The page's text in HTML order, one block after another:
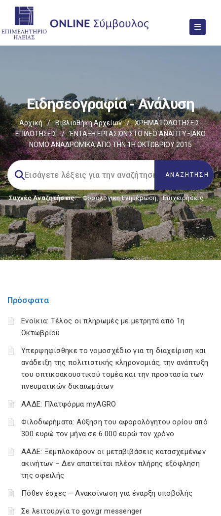
Ειδησεογραφία - Ανάλυση
Αρχική / Βιβλιοθήκη Αρχείων /
ΧΡΗΜΑΤΟΔΟΤΗΣΕΙΣ-
ΕΠΙΔΟΤΗΣΕΙΣ
/
ΈΝΤΑΞΗ ΕΡΓΑΣΙΩΝ ΣΤΟ ΝΕΟ ΑΝΑΠΤΥΞΙΑΚΟ
ΝΟΜΟ ΑΝΑΔΡΟΜΙΚΑ ΑΠΟ ΤΗΝ 1Η ΟΚΤΩΒΡΙΟΥ 2015
Συχνές Αναζητήσεις: Φορολογικη Ενημέρωση, Επιχειρήσεις
Πρόσφατα
Ενοίκια: Τέλος οι πληρωμές με μετρητά από 1η
Οκτωβρίου
Υπερψηφίσθηκε το νομοσχέδιο για τη διαχείριση και
ανάδειξη της πολιτιστικής κληρονομιάς, την ανάπτυξη
του οπτικοακουστικού τομέα και την προστασία των
πνευματικών δικαιωμάτων
ΑΑΔΕ: Πλατφόρμα myAGRO
Φιλοδωρήματα: Αύξηση του αφορολόγητου ορίου από
300 ευρώ τον μήνα σε 6.000 ευρώ τον χρόνο
ΑΑΔΕ: Ξεμπλοκάρουν οι μεταβιβάσεις κατασχεμένων
ακινήτων – Δεν απαιτείται πλέον πλήρης εξόφληση
της οφειλής
Πόθεν έσχες – Ανακοίνωση για έναρξη υποβολής
Σε λειτουργία το gov.gr messenger